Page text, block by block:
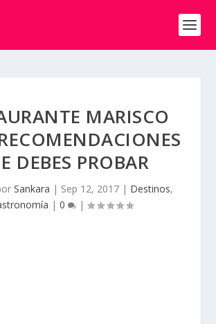
MARISCO
DEBES PROBAR
Sankara | Sep 12, 2017| Destinos,
| 0 |